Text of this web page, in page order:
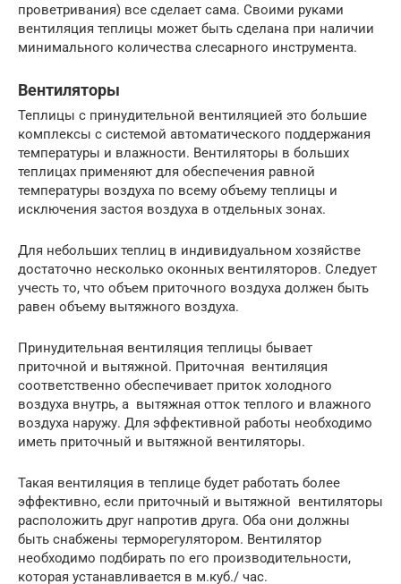
проветривания) все сделает сама. Своими руками
вентиляция теплицы может быть сделана при наличии
минимального количества слесарного инструмента.
Вентиляторы
Теплицы с принудительной вентиляцией это большие
комплексы с системой автоматического поддержания
температуры и влажности. Вентиляторы в больших
теплицах применяют для обеспечения равной
температуры воздуха по всему объему теплицы и
исключения застоя воздуха в отдельных зонах.
Для небольших теплиц в индивидуальном хозяйстве
достаточно несколько оконных вентиляторов. Следует
учесть то, что объем приточного воздуха должен быть
равен объему вытяжного воздуха.
Принудительная вентиляция теплицы бывает
приточной и вытяжной. Приточная вентиляция
соответственно обеспечивает приток холодного
воздуха внутрь, а вытяжная отток теплого и влажного
воздуха наружу. Для эффективной работы необходимо
иметь приточный и вытяжной вентиляторы.
Такая вентиляция в теплице будет работать более
эффективно, если приточный и вытяжной вентиляторы
расположить друг напротив друга. Оба они должны
быть снабжены терморегулятором. Вентилятор
необходимо подбирать по его производительности,
которая устанавливается в м.куб./ час.